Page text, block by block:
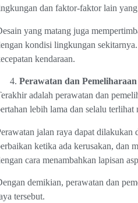
dan faktor-faktor lain
yang matang juga
kondisi lingkungan
kendaraan.
Perawatan dan
adalah perawatan dan
lebih lama dan selalu terlihat
jalan raya dapat dilakukan
ketika ada kerusakan, dan
cara menambahkan lapisan
demikian, perawatan dan
tersebut.